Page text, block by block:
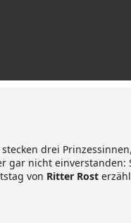
drei
gar nicht einverstanden:
von Ritter Rost